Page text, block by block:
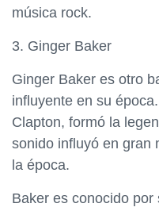
música rock.
3. Ginger Baker
Ginger Baker es otro
influyente en su
Clapton, formó la
sonido influyó en gran
la época.
Baker es conocido